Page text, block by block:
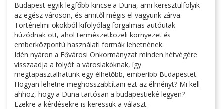
Budapest egyik legfőbb kincse a Duna, ami keresztülfolyik
az egész városon, és amitől mégis el vagyunk zárva.
Történelmi okokból kifolyólag forgalmas autóutak
húzódnak ott, ahol természetközeli környezet és
emberközpontú használati formák lehetnének.
Idén nyáron a Fővárosi Önkormányzat minden hétvégére
visszaadja a folyót a városlakóknak, így
megtapasztalhatunk egy élhetőbb, emberibb Budapestet.
Hogyan lehetne meghosszabbítani ezt az élményt? Mi kell
ahhoz, hogy a Duna tartósan a budapestieké legyen?
Ezekre a kérdésekre is keressük a választ.